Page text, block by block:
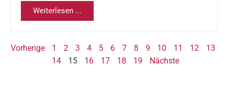
Weiterlesen ...
Vorherige 1 2 3 4 5 6 7 8 9 10 11 12
13
14
15 16 17 18 19 Nächste